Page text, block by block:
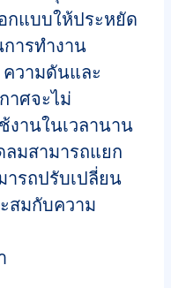
กแบบให้ประหยัด
ารทำงาน
วามดันและ
าศจะไม่
งานในเวลานาน
ลมสามารถแยก
รถปรับเปลี่ยน
สมกับความ